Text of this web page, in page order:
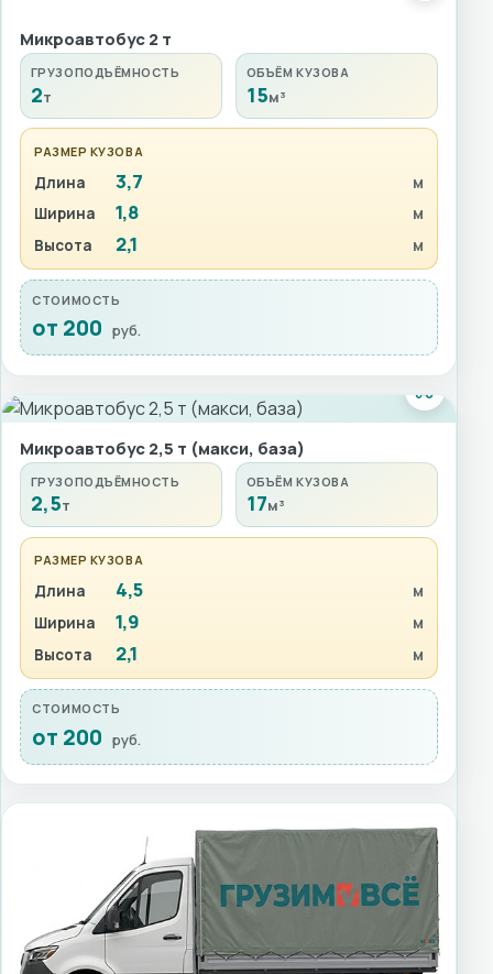
Микроавтобус 2 т
ГРУЗОПОДЪЁМНОСТЬ
2т
ОБЪЁМ КУЗОВА
15м³
РАЗМЕР КУЗОВА
Длина 3,7
м
Ширина
1,8
м
Высота
2,1 м
СТОИМОСТЬ
от 200 руб.
Микроавтобус 2,5 т (макси, база)
ГРУЗОПОДЪЁМНОСТЬ
2,5т
ОБЪЁМ КУЗОВА
17м³
РАЗМЕР КУЗОВА
Длина 4,5
м
Ширина
1,9
м
Высота
2,1 м
СТОИМОСТЬ
от 200 руб.